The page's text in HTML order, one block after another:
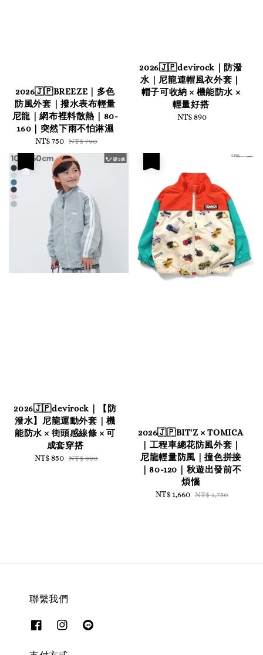
2026🇯🇵BREEZE｜多色
防風外套｜撥水表布輕量
尼龍｜網布裡料散熱｜80-
160｜突然下雨不怕淋濕
Sale
price
NT$ 750 Regular
price
NT$ 790
2026🇯🇵devirock｜防潑
水｜尼龍連帽風衣外套｜
帽子可收納 × 機能防水 ×
輕量好搭
Regular
NT$ 890
2026🇯🇵devirock｜【防
潑水】尼龍運動外套｜機
能防水 × 街頭感線條 × 可
成套穿搭
Sale
NT$ 850 Regular
NT$ 890
2026🇯🇵BIT'Z × TOMICA
｜工程車總花防風外套｜
尼龍輕量防風｜撞色拼接
｜80-120｜秋遊出發前不
煩惱
Sale
NT$ 1,660 Regular
NT$ 1,750
聯繫我們